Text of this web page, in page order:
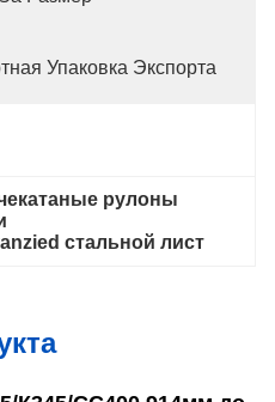
Упаковка Экспорта
рулоны
стальной лист